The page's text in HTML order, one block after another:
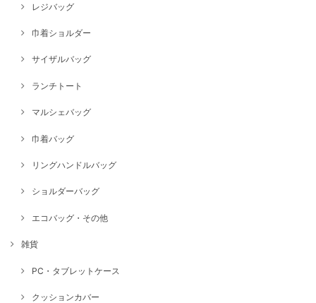
レジバッグ
巾着ショルダー
サイザルバッグ
ランチトート
マルシェバッグ
巾着バッグ
リングハンドルバッグ
ショルダーバッグ
エコバッグ・その他
雑貨
PC・タブレットケース
クッションカバー